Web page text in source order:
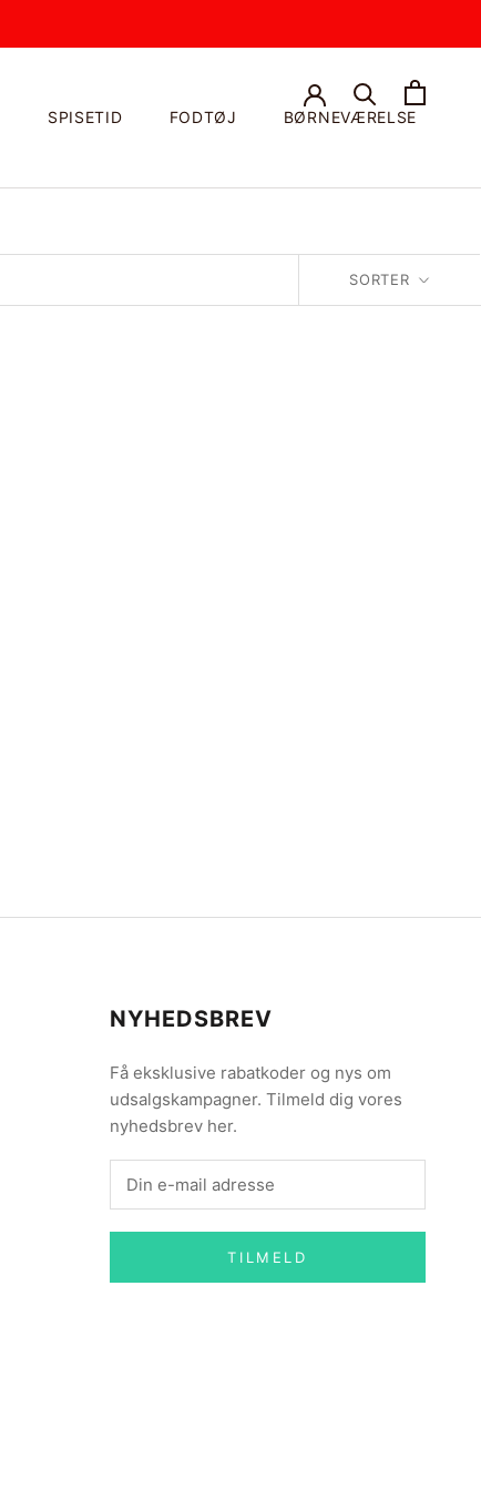
SPISETID FODTØJ BØRNEVÆRELSE
SORTER
NYHEDSBREV
Få eksklusive rabatkoder og nys om
udsalgskampagner. Tilmeld dig vores
nyhedsbrev her.
TILMELD